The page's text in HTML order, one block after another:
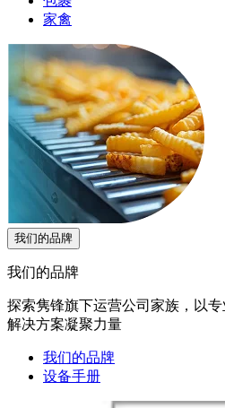
家禽
我们的品牌
我们的品牌
探索隽锋旗下运营公司家族，以
解决方案凝聚力量
我们的品牌
设备手册